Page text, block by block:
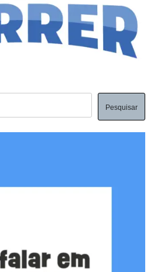
Pesquisar